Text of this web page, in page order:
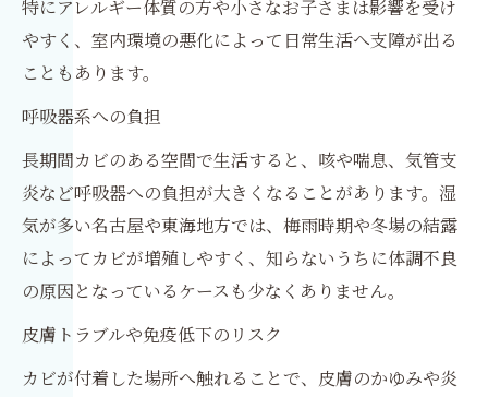
特にアレルギー体質の方や小さなお子さまは影響を受け
やすく、室内環境の悪化によって日常生活へ支障が出る
こともあります。
呼吸器系への負担
長期間カビのある空間で生活すると、咳や喘息、気管支
炎など呼吸器への負担が大きくなることがあります。湿
気が多い名古屋や東海地方では、梅雨時期や冬場の結露
によってカビが増殖しやすく、知らないうちに体調不良
の原因となっているケースも少なくありません。
皮膚トラブルや免疫低下のリスク
カビが付着した場所へ触れることで、皮膚のかゆみや炎